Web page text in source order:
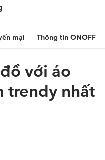
mại Thông tin ONOFF
với áo
trendy nhất